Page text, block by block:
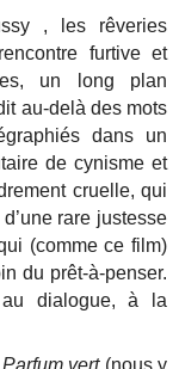
, les rêveries
furtive et
un long plan
au-delà des mots
dans un
de cynisme et
cruelle, qui
rare justesse
(comme ce film)
du prêt-à-penser.
dialogue, à la